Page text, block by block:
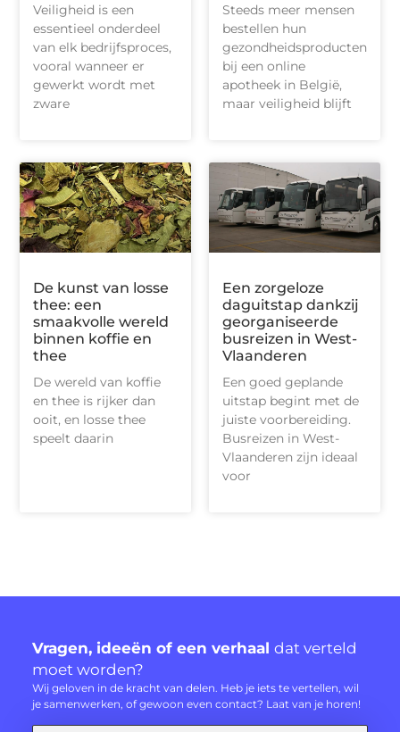
Veiligheid is een
essentieel onderdeel
van elk bedrijfsproces,
vooral wanneer er
gewerkt wordt met
zware
Steeds meer mensen
bestellen hun
gezondheidsproducten
bij een online
apotheek in België,
maar veiligheid blijft
De kunst van losse
thee: een
smaakvolle wereld
binnen koffie en
thee
De wereld van koffie
en thee is rijker dan
ooit, en losse thee
speelt daarin
Een zorgeloze
daguitstap dankzij
georganiseerde
busreizen in West-
Vlaanderen
Een goed geplande
uitstap begint met de
juiste voorbereiding.
Busreizen in West-
Vlaanderen zijn ideaal
voor
Vragen, ideeën of een verhaal dat verteld
moet worden?
Wij geloven in de kracht van delen. Heb je iets te vertellen, wil
je samenwerken, of gewoon even contact? Laat van je horen!